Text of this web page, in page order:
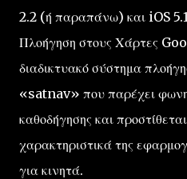
2.2 (ή παραπάνω) και iOS
Πλοήγηση στους Χάρτες
διαδικτυακό σύστημα
«satnav» που παρέχει
καθοδήγησης και
χαρακτηριστικά της
για κινητά.